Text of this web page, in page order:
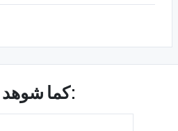
كما شوهد على: